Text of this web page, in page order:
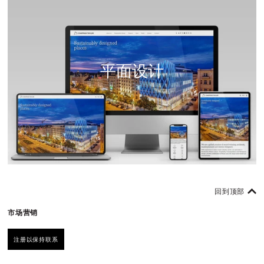
平面设计
市场营销
注册以保持联系
回到顶部